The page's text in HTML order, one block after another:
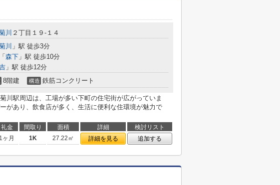
川 ２丁目１９-１４
川 」駅 徒歩3分
「 森下 」駅 徒歩10分
」駅 徒歩12分
8階建 構造 鉄筋コンクリート
川駅周辺は、工場が多い下町の住宅街が広がっていま
があり、飲食店が多く、生活に便利な住環境が魅力で
礼金 間取り 面積 詳細
検討リスト
1ヶ月 1K 27.22㎡ 詳細を見る 追加する